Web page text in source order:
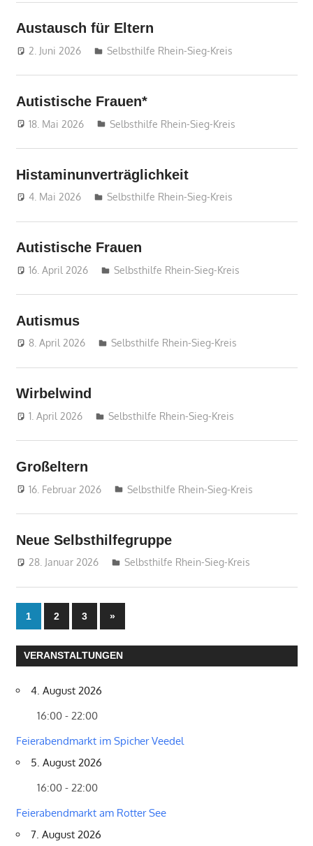
Austausch für Eltern
2. Juni 2026 treffpunkt
Selbsthilfe Rhein-Sieg-Kreis
Autistische Frauen*
18. Mai 2026 treffpunkt
Selbsthilfe Rhein-Sieg-Kreis
Histaminunverträglichkeit
4. Mai 2026 treffpunkt
Selbsthilfe Rhein-Sieg-Kreis
Autistische Frauen
16. April 2026 treffpunkt
Selbsthilfe Rhein-Sieg-Kreis
Autismus
8. April 2026 treffpunkt
Selbsthilfe Rhein-Sieg-Kreis
Wirbelwind
1. April 2026 treffpunkt
Selbsthilfe Rhein-Sieg-Kreis
Großeltern
16. Februar 2026 treffpunkt
Selbsthilfe Rhein-Sieg-Kreis
Neue Selbsthilfegruppe
28. Januar 2026 treffpunkt
Selbsthilfe Rhein-Sieg-Kreis
Seitennummerierung
der
Beiträge
1 2 3
Nächste
Beiträge
»
VERANSTALTUNGEN
4. August 2026
16:00 - 22:00
Feierabendmarkt im Spicher Veedel
5. August 2026
16:00 - 22:00
Feierabendmarkt am Rotter See
7. August 2026